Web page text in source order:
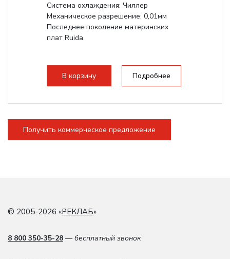
Система охлаждения: Чиллер
Механическое разрешение: 0,01мм
Последнее поколение материнских
плат Ruida
В корзину Подробнее
Получить коммерческое предложение
© 2005-2026 «РЕКЛАБ»
8 800 350-35-28 — бесплатный звонок